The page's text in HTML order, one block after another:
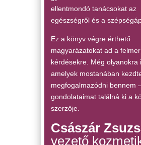
ellentmondó tanácsokat az
egészségről és a
Ez a könyv végre érthető
magyarázatokat ad a
kérdésekre. Még olyanokra
amelyek mostanában
megfogalmazódni bennem
gondolataimat találná ki a
szerzője.
Császár
vezető